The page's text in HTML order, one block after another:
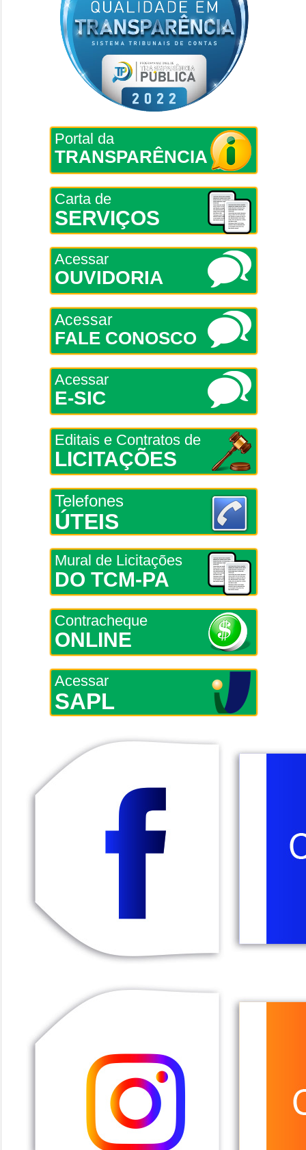
Portal da
TRANSPARÊNCIA
Carta de
SERVIÇOS
Acessar
OUVIDORIA
Acessar
FALE CONOSCO
Acessar
E-SIC
Editais e Contratos de
LICITAÇÕES
Telefones
ÚTEIS
Mural de Licitações
DO TCM-PA
Contracheque
ONLINE
Acessar
SAPL